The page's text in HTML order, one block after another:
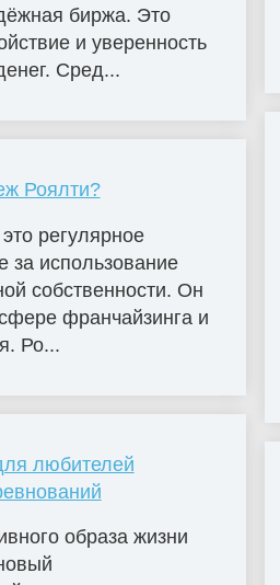
биржа. Это
и уверенность
Сред...
Роялти?
регулярное
за использование
собственности. Он
франчайзинга и
Ро...
любителей
образа жизни